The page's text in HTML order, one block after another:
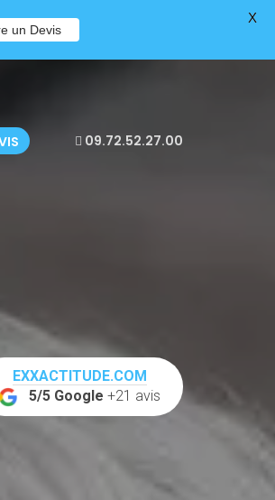
09.72.52.27.00
EXXACTITUDE.COM
5/5 Google +21 avis
un Devis
X